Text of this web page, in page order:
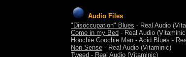
Audio Files
"Disoccupation" Blues - Real Audio
Come in my Bed - Real Audio
Hoochie Coochie Man - Acid Blues -
Non Sense - Real Audio (Vitaminic)
Tweed - Real Audio (Vitaminic)